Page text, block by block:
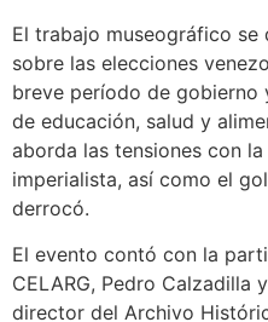
El trabajo museográfico se
sobre las elecciones
breve período de gobierno
de educación, salud y
aborda las tensiones con
imperialista, así como el
derrocó.
El evento contó con la
CELARG, Pedro Calzadilla
director del Archivo